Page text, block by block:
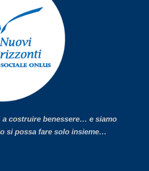
a costruire benessere… e siamo
si possa fare solo insieme…